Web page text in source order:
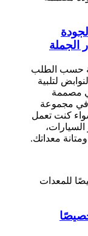
حسب الطلب
لتلبية
مصممة
في مجموعة
كنت تعمل
السيارات،
معداتك.